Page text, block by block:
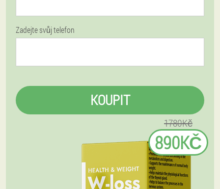
Zadejte svůj telefon
KOUPIT
1780Kč
890KČ